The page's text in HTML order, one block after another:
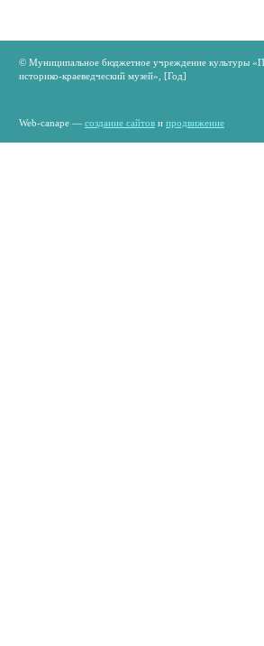
© Муниципальное бюджетное учреждение культуры
историко-краеведческий музей», [Год]
Web-canape — создание сайтов и продвижение